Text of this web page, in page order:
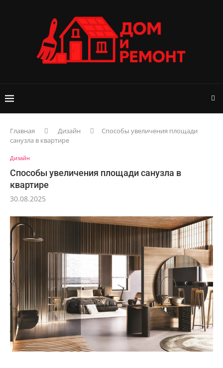
Главная Дизайн
Способы увеличения площади
санузла в квартире
Дизайн
Способы увеличения площади санузла в
квартире
30.08.2025